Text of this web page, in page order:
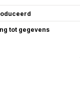
tot gegevens